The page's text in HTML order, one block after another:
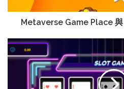
Metaverse Game Place